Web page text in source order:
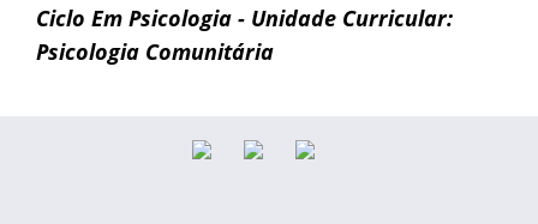
Ciclo Em Psicologia - Unidade Curricular:
Psicologia Comunitária